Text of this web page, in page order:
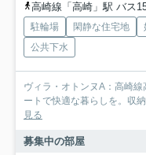
高崎線「高崎」駅 バス
駐輪場 閑静な住宅地
公共下水
ヴィラ・オトンヌA：高崎
ートで快適な暮らしを。収
見る
募集中の部屋